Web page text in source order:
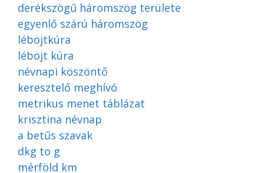
derékszögű háromszög területe
egyenlő szárú háromszög
léböjtkúra
léböjt kúra
névnapi köszöntő
keresztelő meghívó
metrikus menet táblázat
krisztina névnap
a betűs szavak
dkg to g
mérföld km